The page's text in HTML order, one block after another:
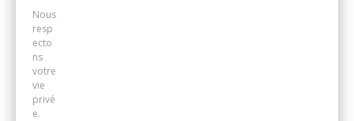
Nous
resp
ecto
ns
votre
vie
privé
e.